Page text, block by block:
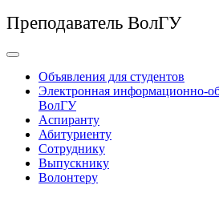
Преподаватель ВолГУ
Объявления для студентов
Электронная информационно-
ВолГУ
Аспиранту
Абитуриенту
Сотруднику
Выпускнику
Волонтеру